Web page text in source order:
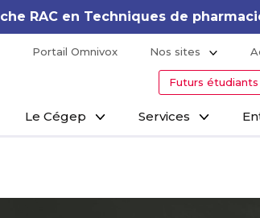
Shopify · Elementor Pro &
Portail Omnivox Nos sites
Futurs étudiants
Le Cégep Services